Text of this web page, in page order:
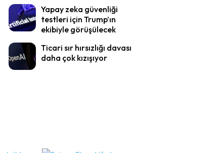
Yapay zeka güvenliği
testleri için Trump’ın
ekibiyle görüşülecek
Ticari sır hırsızlığı davası
daha çok kızışıyor